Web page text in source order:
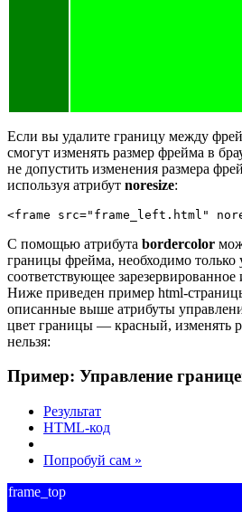
Если вы удалите границу между
смогут изменять размер фрейма в
не допустить изменения размера
используя атрибут noresize:
<frame src="frame_left.html"
С помощью атрибута bordercolor
границы фрейма, необходимо только
соответствующее зарезервированное
Ниже приведен пример html-
описанные выше атрибуты
цвет границы — красный, изменять
нельзя:
Пример: Управление
Результат
HTML-код
Попробуй сам »
frame_top